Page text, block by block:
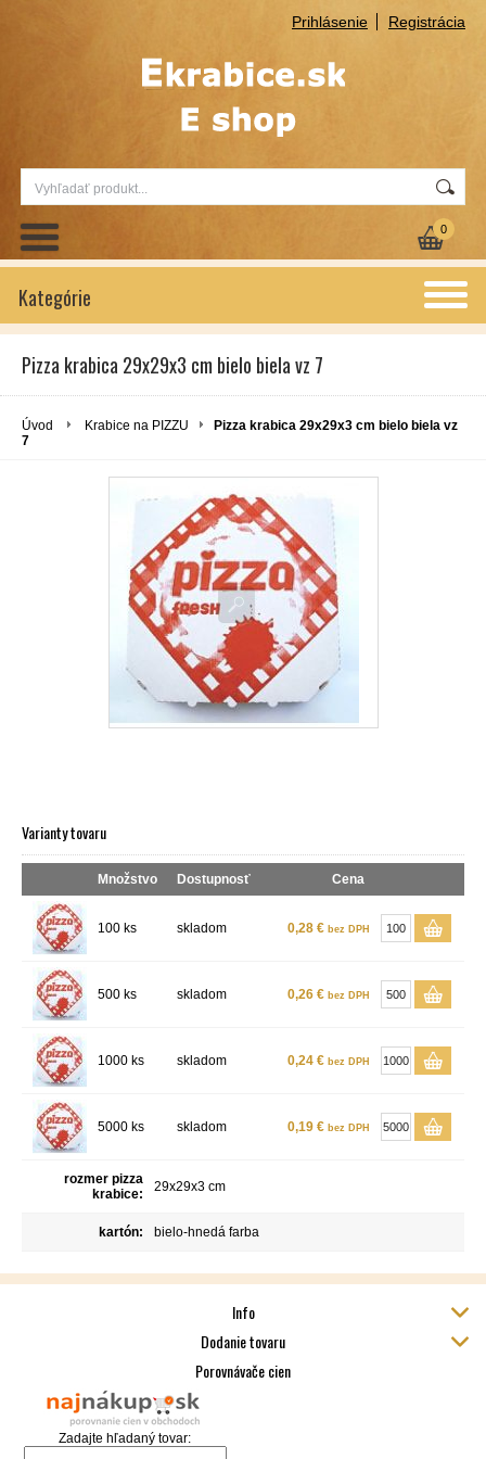
Prihlásenie Registrácia
0
Kategórie
Pizza krabica 29x29x3 cm bielo biela vz 7
Úvod Krabice na PIZZU
Pizza krabica 29x29x3 cm bielo biela vz
7
Varianty tovaru
Množstvo Dostupnosť Cena
100 ks skladom 0,28 € bez DPH
500 ks skladom 0,26 € bez DPH
1000 ks skladom 0,24 € bez DPH
5000 ks skladom 0,19 € bez DPH
rozmer pizza
krabice:
29x29x3 cm
kartón: bielo-hnedá farba
Info
Dodanie tovaru
Porovnávače cien
Zadajte hľadaný tovar: